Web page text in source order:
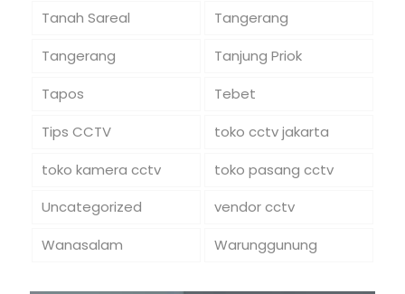
Tanah Sareal
Tangerang
Tangerang
Tanjung Priok
Tapos
Tebet
Tips CCTV
toko cctv jakarta
toko kamera cctv
toko pasang cctv
Uncategorized
vendor cctv
Wanasalam
Warunggunung